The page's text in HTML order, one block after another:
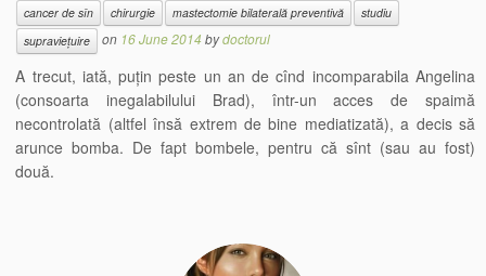
cancer de sîn
chirurgie mastectomie bilaterală preventivă
studiu
supraviețuire
on 16 June 2014 bydoctorul
A trecut, iată, puțin peste un an de cînd incomparabila Angelina
(consoarta inegalabilului Brad), într-un acces de spaimă
necontrolată (altfel însă extrem de bine mediatizată), a decis să
arunce bomba. De fapt bombele, pentru că sînt (sau au fost)
două.